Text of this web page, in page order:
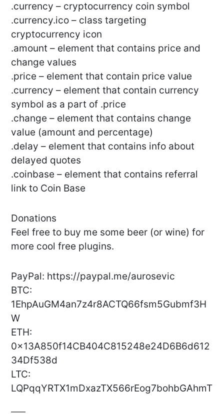
.currency – cryptocurrency coin symbol
.currency.ico – class targeting
cryptocurrency icon
.amount – element that contains price and
change values
.price – element that contain price value
.currency – element that contain currency
symbol as a part of .price
.change – element that contains change
value (amount and percentage)
.delay – element that contains info about
delayed quotes
.coinbase – element that contains referral
link to Coin Base
Donations
Feel free to buy me some beer (or wine) for
more cool free plugins.
PayPal: https://paypal.me/aurosevic
BTC:
1EhpAuGM4an7z4r8ACTQ66fsm5Gubmf3H
W
ETH:
0x13A850f14CB404C815248e24D6B6d612
34Df538d
LTC:
LQPqqYRTX1mDxazTX566rEog7bohbGAhmT